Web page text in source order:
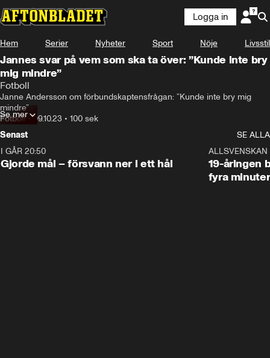
Logga in
Hem Serier Nyheter Sport Nöje Livsstil
Jannes svar på vem som ska ta över: ”Kunde inte bry
mig mindre”
Fotboll
Janne Andersson om förbundskaptensfrågan: ”Kunde inte bry mig
mindre”
Fotboll•09.10.23 • 100 sek
Se mer
Senast
SE ALLA
I GÅR 20:50
Gjorde mål – försvann ner i ett hål
ALLSVENSKAN
19-åringen
fyra minuter